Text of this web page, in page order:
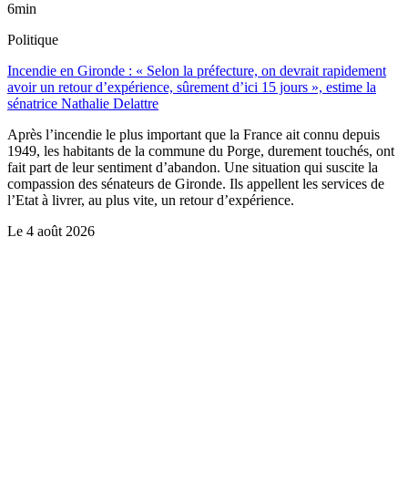
6min
Politique
Incendie en Gironde : « Selon la préfecture, on devrait rapidement
avoir un retour d’expérience, sûrement d’ici 15 jours », estime la
sénatrice Nathalie Delattre
Après l’incendie le plus important que la France ait connu depuis
1949, les habitants de la commune du Porge, durement touchés, ont
fait part de leur sentiment d’abandon. Une situation qui suscite la
compassion des sénateurs de Gironde. Ils appellent les services de
l’Etat à livrer, au plus vite, un retour d’expérience.
Le 4 août 2026